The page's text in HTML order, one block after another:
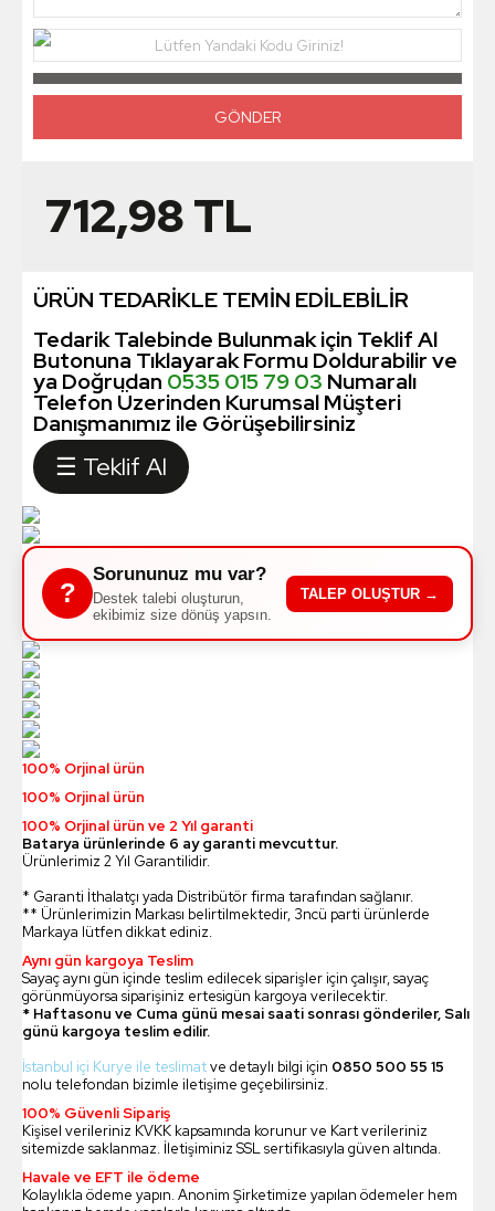
Lütfen Yandaki Kodu Giriniz!
712,98TL
ÜRÜN TEDARİKLE TEMİN EDİLEBİLİR
Tedarik Talebinde Bulunmak için Teklif Al
Butonuna Tıklayarak Formu Doldurabilir ve
ya Doğrudan 0535 015 79 03 Numaralı
Telefon Üzerinden Kurumsal Müşteri
Danışmanımız ile Görüşebilirsiniz
☰ Teklif Al
?
Sorununuz mu var?
Destek talebi oluşturun,
ekibimiz size dönüş yapsın.
TALEP OLUŞTUR →
100% Orjinal ürün
100% Orjinal ürün
100% Orjinal ürün ve 2 Yıl garanti
Batarya ürünlerinde 6 ay garanti mevcuttur.
Ürünlerimiz 2 Yıl Garantilidir.
* Garanti İthalatçı yada Distribütör firma tarafından sağlanır.
** Ürünlerimizin Markası belirtilmektedir, 3ncü parti ürünlerde
Markaya lütfen dikkat ediniz.
Aynı gün kargoya Teslim
Sayaç aynı gün içinde teslim edilecek siparişler için çalışır, sayaç
görünmüyorsa siparişiniz ertesigün kargoya verilecektir.
* Haftasonu ve Cuma günü mesai saati sonrası gönderiler, Salı
günü kargoya teslim edilir.
İstanbul içi Kurye ile teslimatve detaylı bilgi için 0850 500 55 15
nolu telefondan bizimle iletişime geçebilirsiniz.
100% Güvenli Sipariş
Kişisel verileriniz KVKK kapsamında korunur ve Kart verileriniz
sitemizde saklanmaz. İletişiminiz SSL sertifikasıyla güven altında.
Havale ve EFT ile ödeme
Kolaylıkla ödeme yapın. Anonim Şirketimize yapılan ödemeler hem